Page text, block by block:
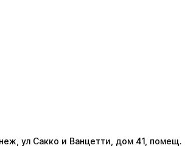
ул Сакко и Ванцетти, дом 41, помещ.